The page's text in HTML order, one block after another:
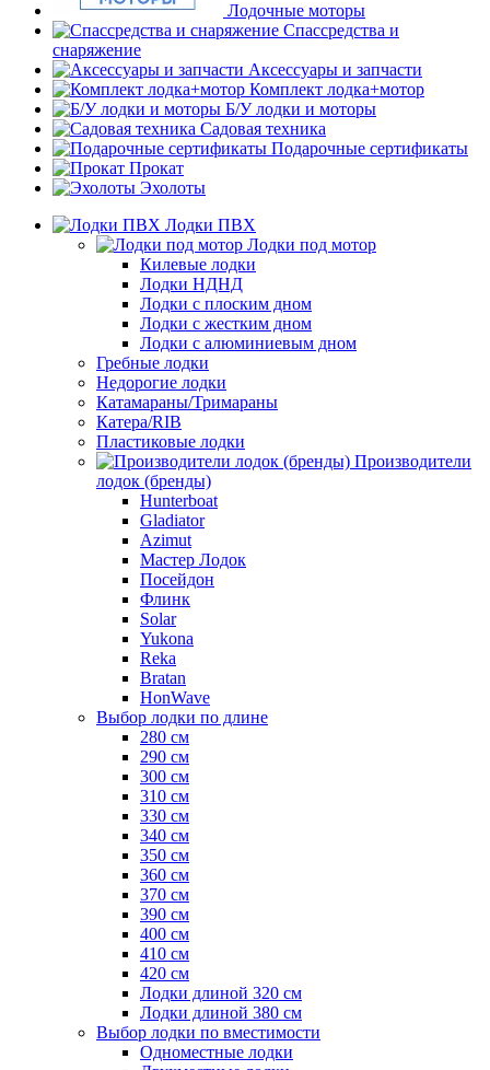
Лодочные моторы
Спассредства и
снаряжение
Аксессуары и запчасти
Комплект лодка+мотор
Б/У лодки и моторы
Садовая техника
Подарочные сертификаты
Прокат
Эхолоты
Лодки ПВХ
Лодки под мотор
Килевые лодки
Лодки НДНД
Лодки с плоским дном
Лодки с жестким дном
Лодки с алюминиевым дном
Гребные лодки
Недорогие лодки
Катамараны/Тримараны
Катера/RIB
Пластиковые лодки
Производители
лодок (бренды)
Hunterboat
Gladiator
Azimut
Мастер Лодок
Посейдон
Флинк
Solar
Yukona
Reka
Bratan
HonWave
Выбор лодки по длине
280 см
290 см
300 см
310 см
330 см
340 см
350 см
360 см
370 см
390 см
400 см
410 см
420 см
Лодки длиной 320 см
Лодки длиной 380 см
Выбор лодки по вместимости
Одноместные лодки